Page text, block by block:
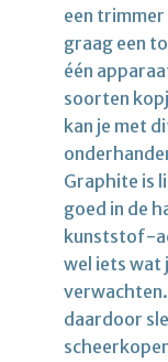
een
graag een
één
soorten
kan je met
Graphite is
goed in de
kunststof-
wel iets wat
daardoor